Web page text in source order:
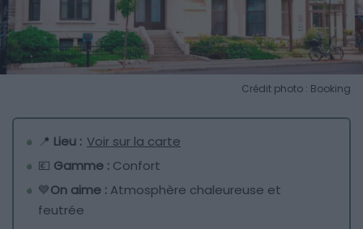
Crédit photo : Booking
📍 Lieu : Voir sur la carte
💶 Gamme : Confort
💙On aime : Atmosphère chaleureuse et
feutrée